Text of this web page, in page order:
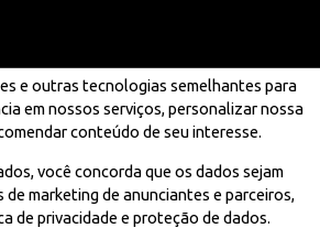
e outras tecnologias semelhantes para
em nossos serviços, personalizar nossa
conteúdo de seu interesse.
você concorda que os dados sejam
marketing de anunciantes e parceiros,
de privacidade e proteção de dados.